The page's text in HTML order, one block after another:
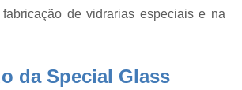
Balão de Destilação
Balão de Fundo
Balão Volumétrico 100 Ml
Balão
de vidrarias especiais e na
da Special Glass